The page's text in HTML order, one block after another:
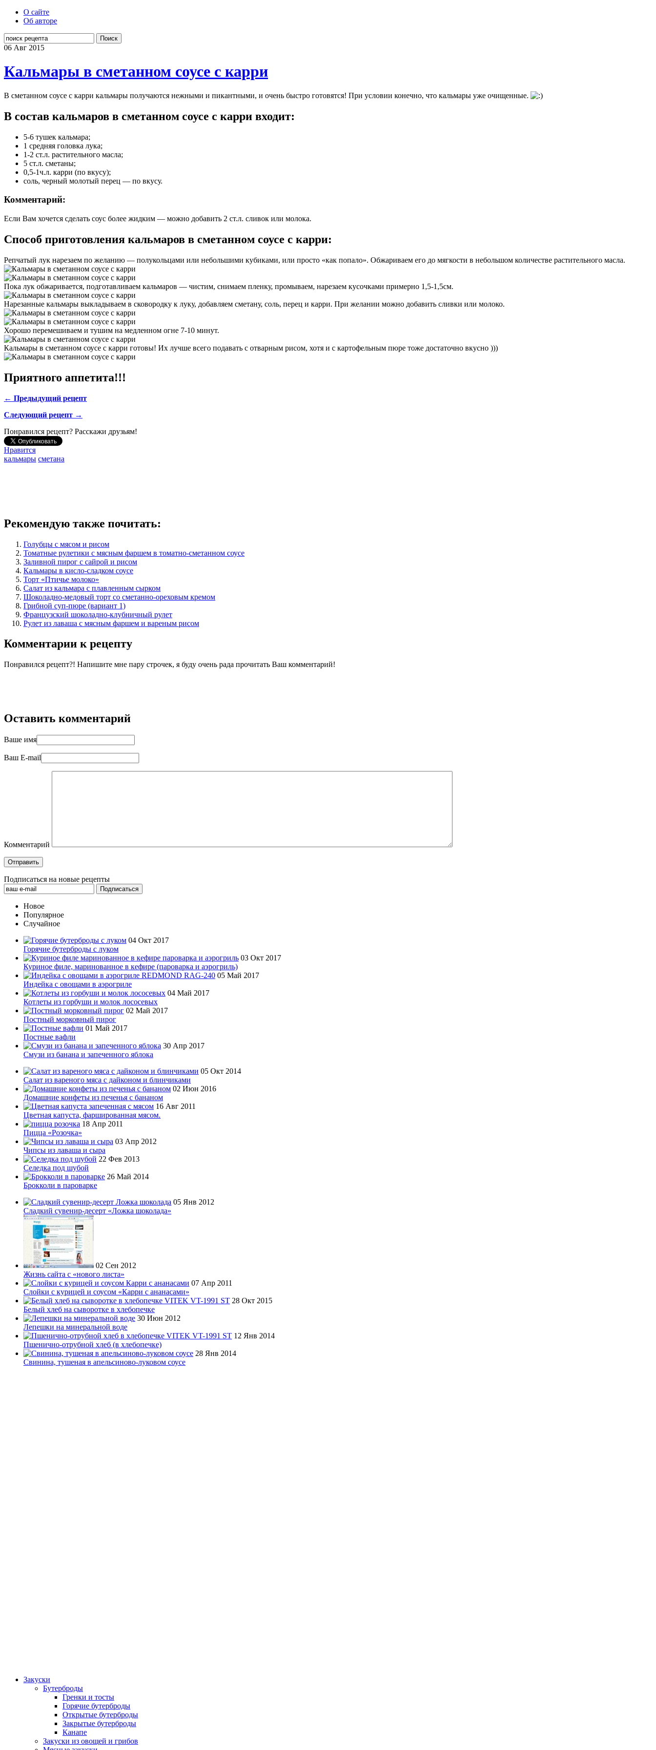
О сайте
Об авторе
Поиск
06 Авг 2015
Кальмары в сметанном соусе с карри
В сметанном соусе с карри кальмары получаются нежными и пикантными, и очень быстро готовятся! При условии конечно, что кальмары уже очищенные.
В состав кальмаров в сметанном соусе с карри входит:
5-6 тушек кальмара;
1 средняя головка лука;
1-2 ст.л. растительного масла;
5 ст.л. сметаны;
0,5-1ч.л. карри (по вкусу);
соль, черный молотый перец — по вкусу.
Комментарий:
Если Вам хочется сделать соус более жидким — можно добавить 2 ст.л. сливок или молока.
Способ приготовления кальмаров в сметанном соусе с карри:
Репчатый лук нарезаем по желанию — полукольцами или небольшими кубиками, или просто «как попало». Обжариваем его до мягкости в небольшом количестве растительного масла.
Пока лук обжаривается, подготавливаем кальмаров — чистим, снимаем пленку, промываем, нарезаем кусочками примерно 1,5-1,5см.
Нарезанные кальмары выкладываем в сковородку к луку, добавляем сметану, соль, перец и карри. При желании можно добавить сливки или молоко.
Хорошо перемешиваем и тушим на медленном огне 7-10 минут.
Кальмары в сметанном соусе с карри готовы! Их лучше всего подавать с отварным рисом, хотя и с картофельным пюре тоже достаточно вкусно )))
Приятного аппетита!!!
← Предыдущий рецепт
Следующий рецепт →
Понравился рецепт? Расскажи друзьям!
Нравится
кальмары сметана
Рекомендую также почитать:
Голубцы с мясом и рисом
Томатные рулетики с мясным фаршем в томатно-сметанном соусе
Заливной пирог с сайрой и рисом
Кальмары в кисло-сладком соусе
Торт «Птичье молоко»
Салат из кальмара с плавленным сырком
Шоколадно-медовый торт со сметанно-ореховым кремом
Грибной суп-пюре (вариант 1)
Французский шоколадно-клубничный рулет
Рулет из лаваша с мясным фаршем и вареным рисом
Комментарии к рецепту
Понравился рецепт?! Напишите мне пару строчек, я буду очень рада прочитать Ваш комментарий!
Оставить комментарий
Ваше имя
Ваш E-mail
Комментарий
Подписаться на новые рецепты
Новое
Популярное
Случайное
04 Окт 2017
Горячие бутерброды с луком
03 Окт 2017
Куриное филе, маринованное в кефире (пароварка и аэрогриль)
05 Май 2017
Индейка с овощами в аэрогриле
04 Май 2017
Котлеты из горбуши и молок лососевых
02 Май 2017
Постный морковный пирог
01 Май 2017
Постные вафли
30 Апр 2017
Смузи из банана и запеченного яблока
05 Окт 2014
Салат из вареного мяса с дайконом и блинчиками
02 Июн 2016
Домашние конфеты из печенья с бананом
16 Авг 2011
Цветная капуста, фаршированная мясом.
18 Апр 2011
Пицца «Розочка»
03 Апр 2012
Чипсы из лаваша и сыра
22 Фев 2013
Селедка под шубой
26 Май 2014
Брокколи в пароварке
05 Янв 2012
Сладкий сувенир-десерт «Ложка шоколада»
02 Сен 2012
Жизнь сайта с «нового листа»
07 Апр 2011
Слойки с курицей и соусом «Карри с ананасами»
28 Окт 2015
Белый хлеб на сыворотке в хлебопечке
30 Июн 2012
Лепешки на минеральной воде
12 Янв 2014
Пшенично-отрубной хлеб (в хлебопечке)
28 Янв 2014
Свинина, тушеная в апельсиново-луковом соусе
Закуски
Бутерброды
Гренки и тосты
Горячие бутерброды
Открытые бутерброды
Закрытые бутерброды
Канапе
Закуски из овощей и грибов